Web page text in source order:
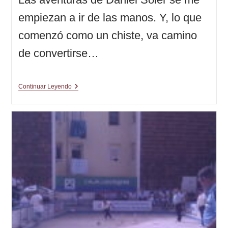
empiezan a ir de las manos. Y, lo que
comenzó como un chiste, va camino
de convertirse…
Continuar LeyendoUn
Pelotas,
Un
Una
Caverna
Y
Una
|
Plan
(9ª
Parte)